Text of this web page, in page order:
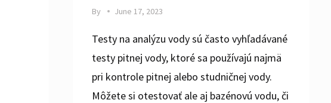
By June 17, 2023
Testy na analýzu vody sú často vyhľadávané
testy pitnej vody, ktoré sa používajú najmä
pri kontrole pitnej alebo studničnej vody.
Môžete si otestovať ale aj bazénovú vodu, či